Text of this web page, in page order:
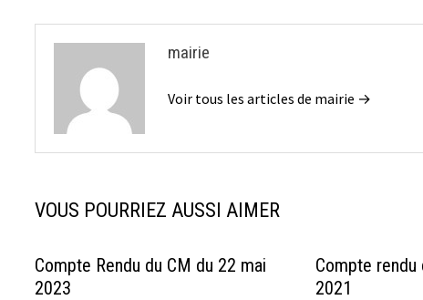
mairie
Voir tous les articles de mairie →
VOUS POURRIEZ AUSSI AIMER
Compte Rendu du CM du 22 mai
2023
Compte
2021